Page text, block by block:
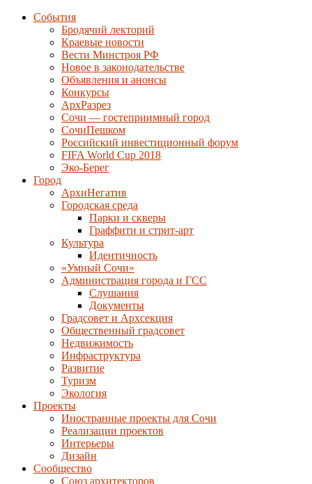
События
Бродячий лекторий
Краевые новости
Вести Минстроя РФ
Новое в законодательстве
Объявления и анонсы
Конкурсы
АрхРазрез
Сочи — гостеприимный город
СочиПешком
Российский инвестиционный форум
FIFA World Cup 2018
Эко-Берег
Город
АрхиНегатив
Городская среда
Парки и скверы
Граффити и стрит-арт
Культура
Идентичность
«Умный Сочи»
Администрация города и ГСС
Слушания
Документы
Градсовет и Архсекция
Общественный градсовет
Недвижимость
Инфраструктура
Развитие
Туризм
Экология
Проекты
Иностранные проекты для Сочи
Реализации проектов
Интерьеры
Дизайн
Сообщество
Союз архитекторов